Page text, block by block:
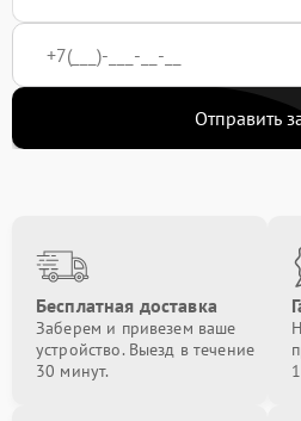
Отправить
Бесплатная доставка
Заберем и привезем ваше
устройство. Выезд в течение
30 минут.